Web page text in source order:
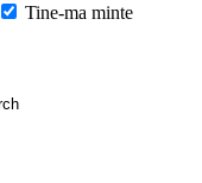
Tine-ma minte